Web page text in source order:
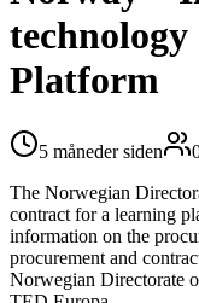
technology
Platform
5 måneder siden
The Norwegian
contract for a learning
information on the
procurement and
Norwegian Directorate